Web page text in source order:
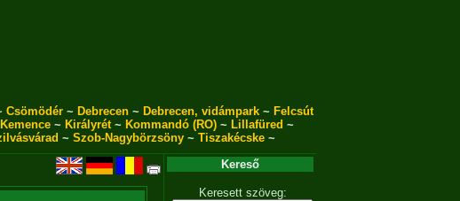
Csömödér~ Debrecen~ Debrecen, vidámpark~ Felcsút
Kemence ~ Királyrét~ Kommandó (RO) ~ Lillafüred ~
~ Szob-Nagybörzsöny~ Tiszakécske~
Kereső
Keresett szöveg: